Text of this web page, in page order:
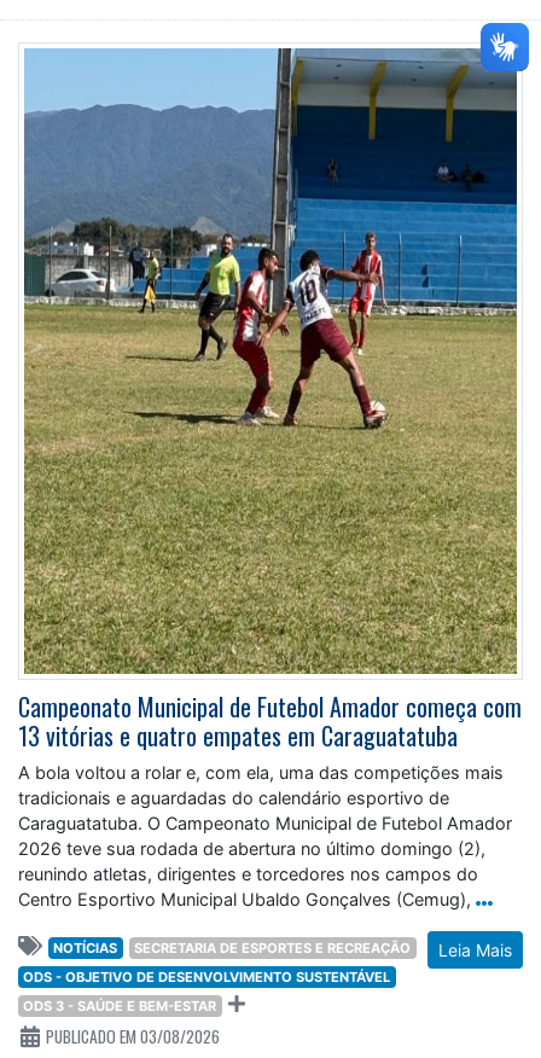
Campeonato Municipal de Futebol Amador começa com
13 vitórias e quatro empates em Caraguatatuba
A bola voltou a rolar e, com ela, uma das competições mais
tradicionais e aguardadas do calendário esportivo de
Caraguatatuba. O Campeonato Municipal de Futebol Amador
2026 teve sua rodada de abertura no último domingo (2),
reunindo atletas, dirigentes e torcedores nos campos do
Centro Esportivo Municipal Ubaldo Gonçalves (Cemug),
Leia Mais
NOTÍCIAS
SECRETARIA DE ESPORTES E RECREAÇÃO
ODS - OBJETIVO DE DESENVOLVIMENTO SUSTENTÁVEL
ODS 3 - SAÚDE E BEM-ESTAR
PUBLICADO EM 03/08/2026